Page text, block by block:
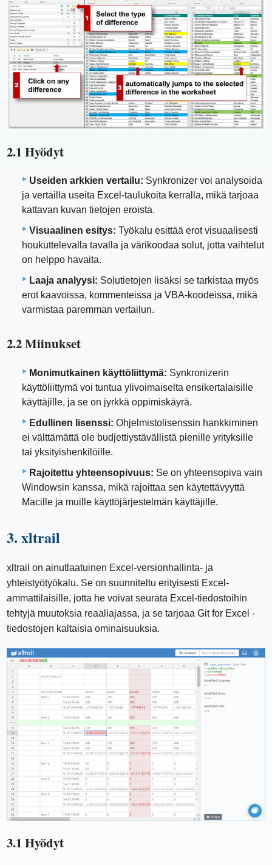
2.1 Hyödyt
Useiden arkkien vertailu: Synkronizer voi analysoida
ja vertailla useita Excel-taulukoita kerralla, mikä tarjoaa
kattavan kuvan tietojen eroista.
Visuaalinen esitys: Työkalu esittää erot visuaalisesti
houkuttelevalla tavalla ja värikoodaa solut, jotta vaihtelut
on helppo havaita.
Laaja analyysi: Solutietojen lisäksi se tarkistaa myös
erot kaavoissa, kommenteissa ja VBA-koodeissa, mikä
varmistaa paremman vertailun.
2.2 Miinukset
Monimutkainen käyttöliittymä: Synkronizerin
käyttöliittymä voi tuntua ylivoimaiselta ensikertalaisille
käyttäjille, ja se on jyrkkä oppimiskäyrä.
Edullinen lisenssi: Ohjelmistolisenssin hankkiminen
ei välttämättä ole budjettiystävällistä pienille yrityksille
tai yksityishenkilöille.
Rajoitettu yhteensopivuus: Se on yhteensopiva vain
Windowsin kanssa, mikä rajoittaa sen käytettävyyttä
Macille ja muille käyttöjärjestelmän käyttäjille.
3. xltrail
xltrail on ainutlaatuinen Excel-versionhallinta- ja
yhteistyötyökalu. Se on suunniteltu erityisesti Excel-
ammattilaisille, jotta he voivat seurata Excel-tiedostoihin
tehtyjä muutoksia reaaliajassa, ja se tarjoaa Git for Excel -
tiedostojen kaltaisia ​​ominaisuuksia.
3.1 Hyödyt